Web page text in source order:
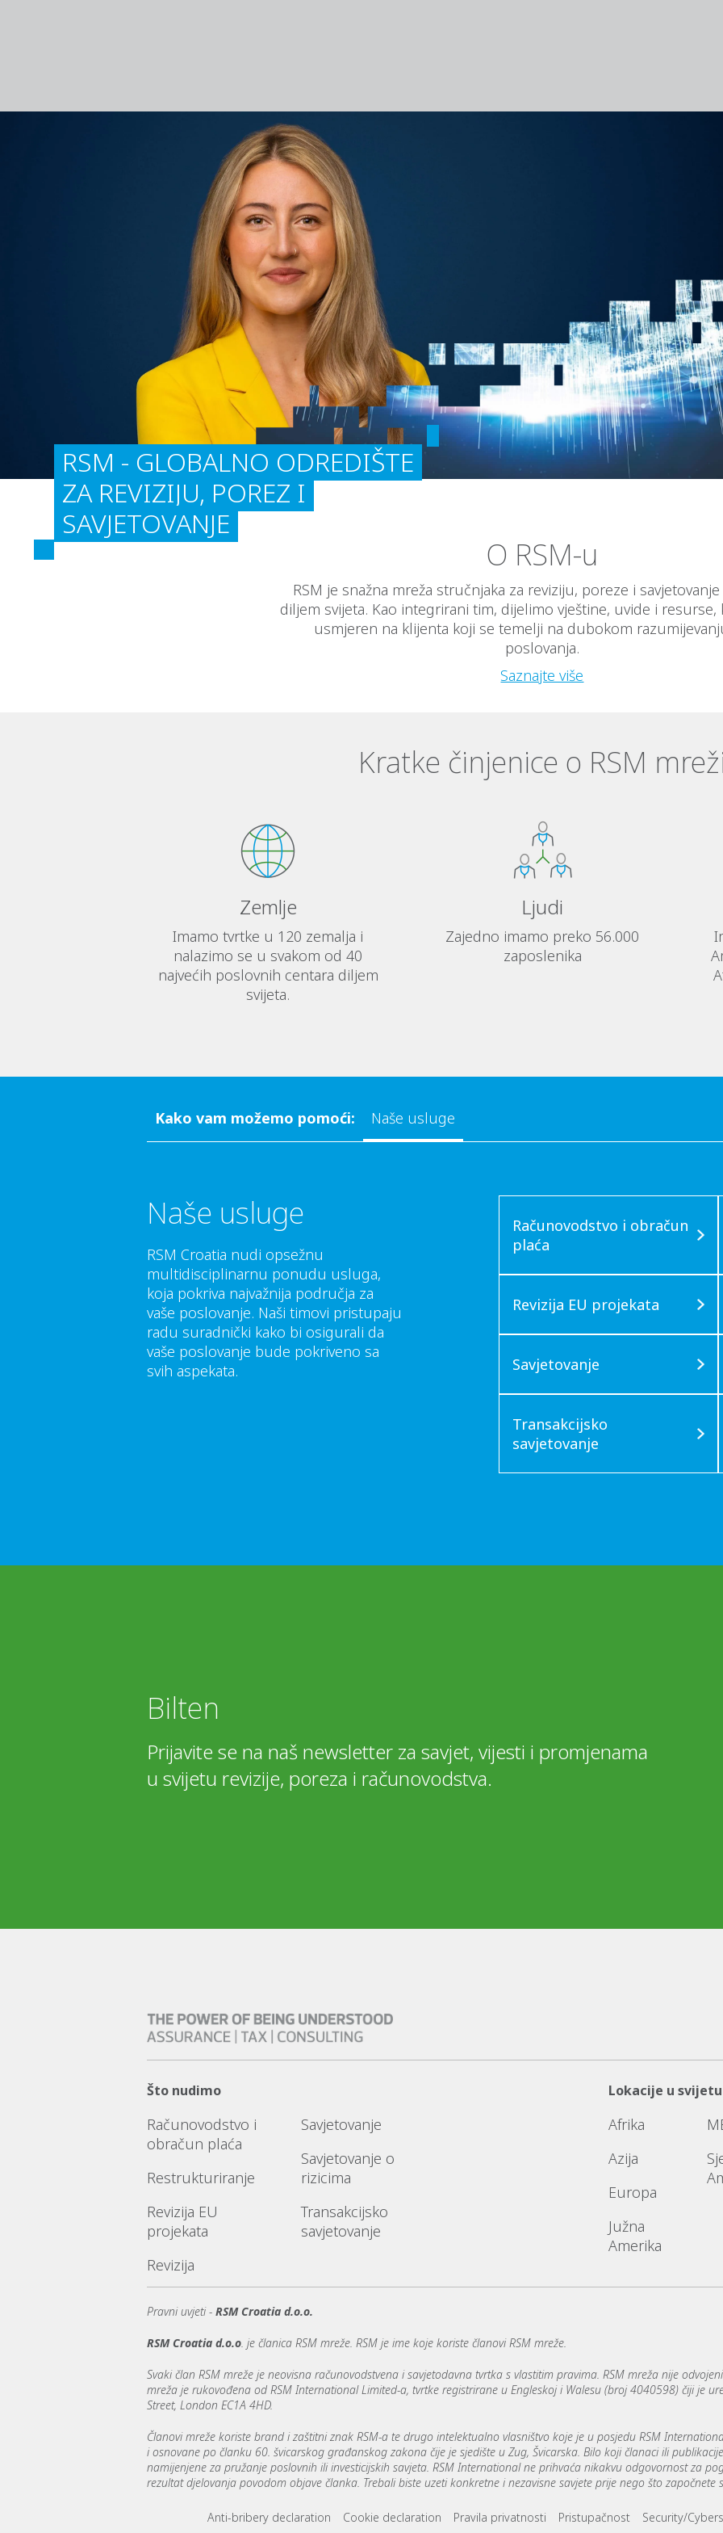
RSM - GLOBALNO ODREDIŠTE
ZA REVIZIJU, POREZ I
SAVJETOVANJE
O RSM-u
RSM je snažna mreža stručnjaka za reviziju, poreze i
diljem svijeta. Kao integrirani tim, dijelimo vještine, uvide i
usmjeren na klijenta koji se temelji na dubokom
poslovanja.
Saznajte više
Kratke činjenice o RSM mreži
Zemlje
Imamo tvrtke u 120 zemalja i
nalazimo se u svakom od 40
najvećih poslovnih centara diljem
svijeta.
Ljudi
Zajedno imamo preko 56.000
zaposlenika
Kako vam možemo pomoći: Naše usluge
Naše usluge
RSM Croatia nudi opsežnu
multidisciplinarnu ponudu usluga,
koja pokriva najvažnija područja za
vaše poslovanje. Naši timovi pristupaju
radu suradnički kako bi osigurali da
vaše poslovanje bude pokriveno sa
svih aspekata.
Računovodstvo i obračun
plaća
Revizija EU projekata
Savjetovanje
Transakcijsko
savjetovanje
Bilten
Prijavite se na naš newsletter za savjet, vijesti i promjenama
u svijetu revizije, poreza i računovodstva.
Što nudimo
Računovodstvo i
obračun plaća
Restrukturiranje
Revizija EU
projekata
Revizija
Savjetovanje
Savjetovanje o
rizicima
Transakcijsko
savjetovanje
Lokacije u svijetu
Afrika
Azija
Europa
Južna
Amerika
Pravni uvjeti - RSM Croatia d.o.o.
RSM Croatia d.o.o. je članica RSM mreže. RSM je ime koje koriste članovi RSM mreže.
Svaki član RSM mreže je neovisna računovodstvena i savjetodavna tvrtka s vlastitim pravima. RSM mreža nije
mreža je rukovođena od RSM International Limited-a, tvrtke registrirane u Engleskoj i Walesu (broj 4040598) čiji je
Street, London EC1A 4HD.
Članovi mreže koriste brand i zaštitni znak RSM-a te drugo intelektualno vlasništvo koje je u posjedu RSM
i osnovane po članku 60. švicarskog građanskog zakona čije je sjedište u Zug, Švicarska. Bilo koji članaci ili
namijenjene za pružanje poslovnih ili investicijskih savjeta. RSM International ne prihvaća nikakvu odgovornost za
rezultat djelovanja povodom objave članka. Trebali biste uzeti konkretne i nezavisne savjete prije nego što
Footer menu links
Anti-bribery declaration Cookie declaration Pravila privatnosti Pristupačnost
Security/